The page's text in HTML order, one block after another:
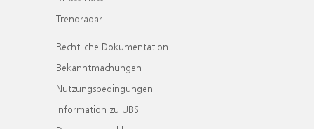
Trendradar
Rechtliche Dokumentation
Bekanntmachungen
Nutzungsbedingungen
Information zu UBS